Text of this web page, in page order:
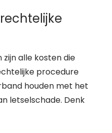
alle kosten die
procedure
houden met het
letselschade. Denk